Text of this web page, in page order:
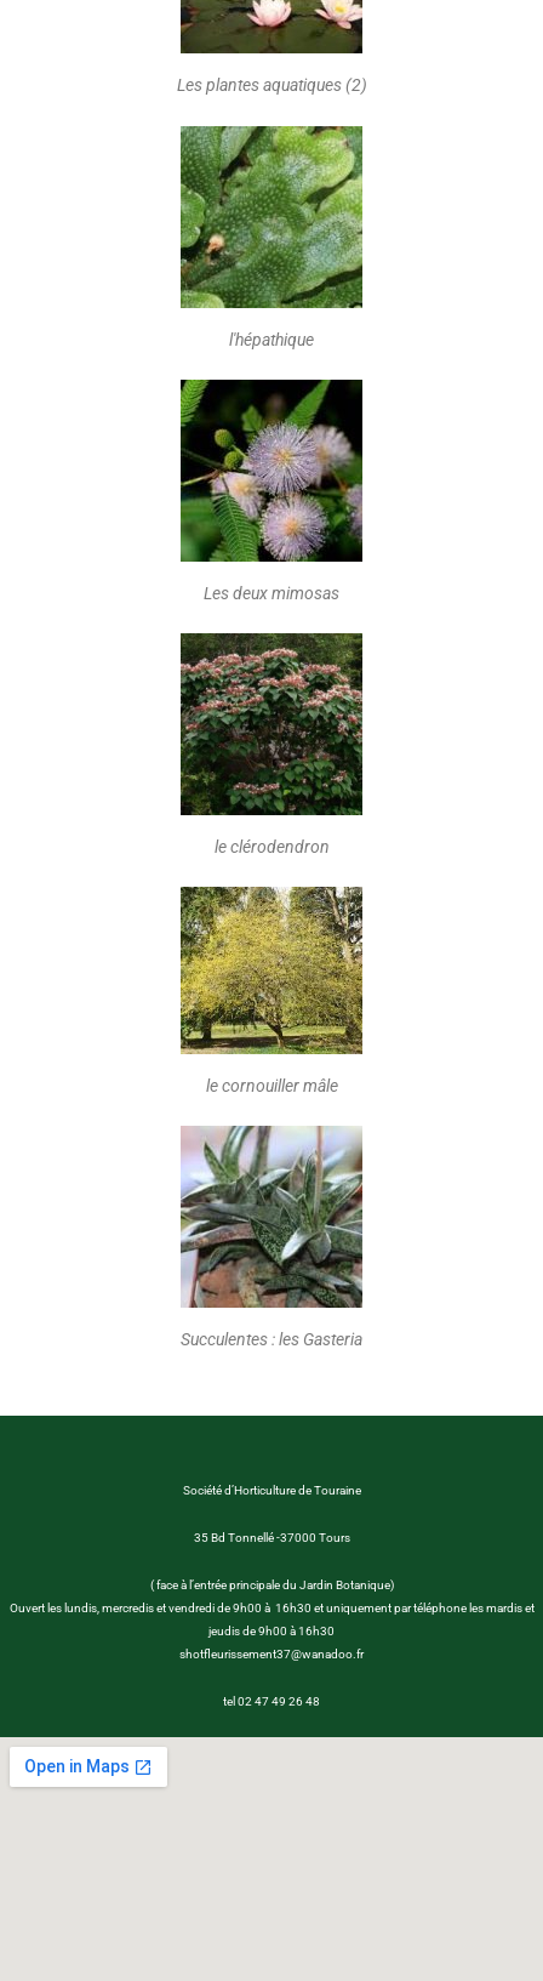
Les plantes aquatiques (2)
l'hépathique
Les deux mimosas
le clérodendron
le cornouiller mâle
Succulentes : les Gasteria
Société d’Horticulture de Touraine
35 Bd Tonnellé -37000 Tours
( face à l’entrée principale du Jardin Botanique)
Ouvert les lundis, mercredis et vendredi de 9h00 à 16h30 et uniquement par téléphone les mardis et
jeudis de 9h00 à 16h30
shotfleurissement37@wanadoo.fr
tel 02 47 49 26 48